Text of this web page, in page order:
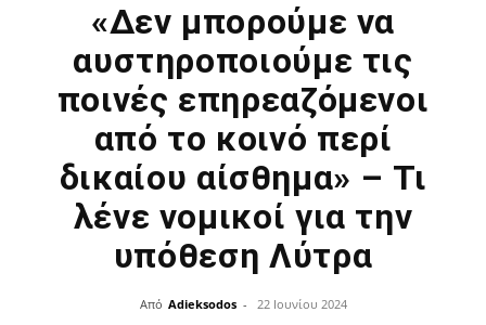
«Δεν μπορούμε να
αυστηροποιούμε τις
ποινές επηρεαζόμενοι
από το κοινό περί
δικαίου αίσθημα» – Τι
λένε νομικοί για την
υπόθεση Λύτρα
Από Adieksodos - 22 Ιουνίου 2024